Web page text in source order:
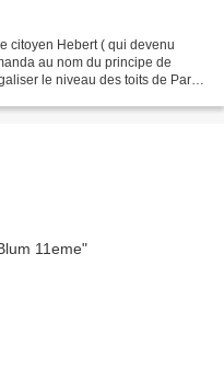
citoyen Hebert ( qui devenu
au nom du principe de
le niveau des toits de Paris.